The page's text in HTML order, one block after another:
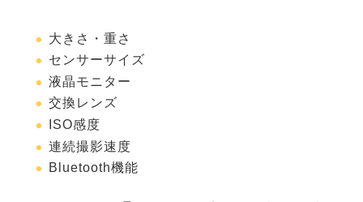
大きさ・重さ
センサーサイズ
液晶モニター
交換レンズ
ISO感度
連続撮影速度
Bluetooth機能